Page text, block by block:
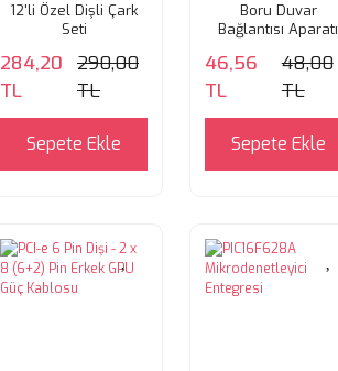
12'li Özel Dişli Çark
Seti
284,20
TL
290,00
TL
Sepete Ekle
Boru Duvar
Bağlantısı Aparatı
46,56
TL
48,00
TL
Sepete Ekle